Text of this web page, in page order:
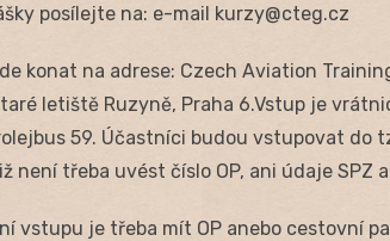
posílejte na: e-mail kurzy@cteg.cz
konat na adrese: Czech Aviation
letiště Ruzyně, Praha 6.Vstup je
59. Účastníci budou vstupovat do
není třeba uvést číslo OP, ani údaje SPZ
vstupu je třeba mít OP anebo cestovní